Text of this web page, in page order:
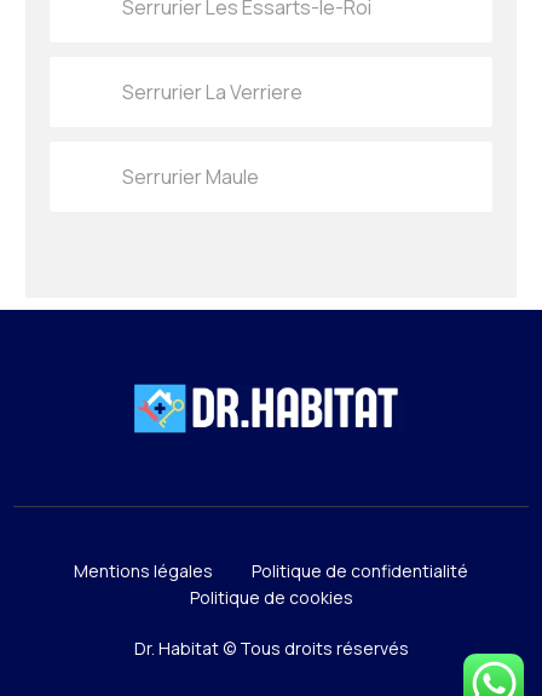
Serrurier Les Essarts-le-Roi
Serrurier La Verriere
Serrurier Maule
Dr. Habitat © Tous droits réservés
Mentions légales
Politique de confidentialité
Politique de cookies